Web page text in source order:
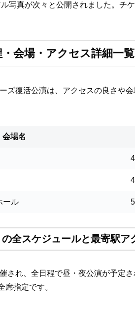
写真が次々と公開されました。
会場・アクセス詳細一覧
ズ復活公演は、アクセスの良さや
会場名
ール
全スケジュールと最寄駅ア
され、全日程で昼・夜公演が予定
席指定です。